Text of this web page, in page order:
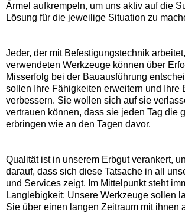
Ärmel aufkrempeln, um uns aktiv auf die
Lösung für die jeweilige Situation zu
Jeder, der mit Befestigungstechnik
verwendeten Werkzeuge können über
Misserfolg bei der Bauausführung
sollen Ihre Fähigkeiten erweitern und Ihre
verbessern. Sie wollen sich auf sie
vertrauen können, dass sie jeden Tag die
erbringen wie an den Tagen davor.
Qualität ist in unserem Erbgut verankert,
darauf, dass sich diese Tatsache in all
und Services zeigt. Im Mittelpunkt steht
Langlebigkeit: Unsere Werkzeuge sollen
Sie über einen langen Zeitraum mit ihnen